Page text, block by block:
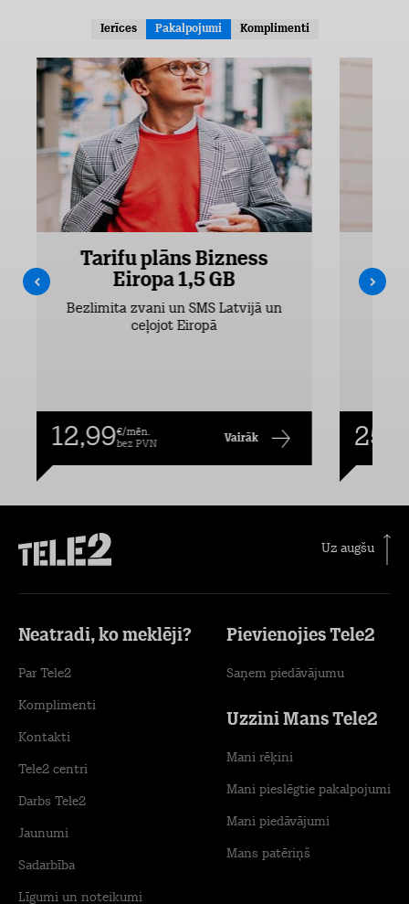
Ierīces Pakalpojumi Komplimenti
Tarifu plāns Bizness
Eiropa 1,5 GB
Bezlimita zvani un SMS Latvijā un
ceļojot Eiropā
12,99€/mēn.
bez PVN
Vairāk
Uz augšu
Neatradi, ko meklēji?
Par Tele2
Komplimenti
Kontakti
Tele2 centri
Darbs Tele2
Jaunumi
Sadarbība
Līgumi un noteikumi
Pievienojies Tele2
Saņem piedāvājumu
Uzzini Mans Tele2
Mani rēķini
Mani pieslēgtie pakalpojumi
Mani piedāvājumi
Mans patēriņš